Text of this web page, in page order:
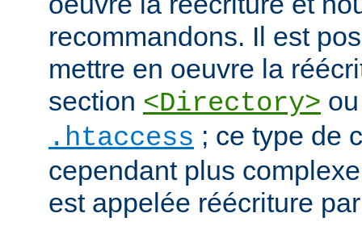
recommandons. Il est
mettre en oeuvre la
section <Directory>
.htaccess ; ce type de
cependant plus
est appelée réécriture